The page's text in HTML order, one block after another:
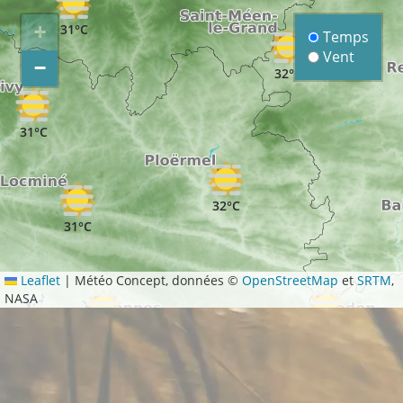
31°C
32°C
31°C
31°C
32°C
+
−
Temps
Vent
Leaflet | Météo Concept, données ©OpenStreetMap etSRTM,
NASA